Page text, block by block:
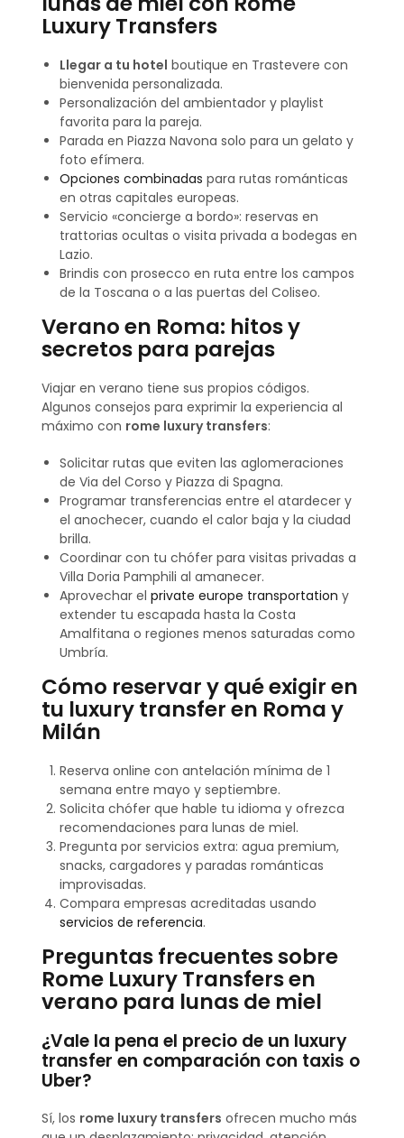
Luxury Transfers
Llegar a tu hotel boutique en Trastevere con
bienvenida personalizada.
Personalización del ambientador y playlist
favorita para la pareja.
Parada en Piazza Navona solo para un gelato y
foto efímera.
Opciones combinadas para rutas románticas
en otras capitales europeas.
Servicio «concierge a bordo»: reservas en
trattorias ocultas o visita privada a bodegas en
Lazio.
Brindis con prosecco en ruta entre los campos
de la Toscana o a las puertas del Coliseo.
Verano en Roma: hitos y
secretos para parejas
Viajar en verano tiene sus propios códigos.
Algunos consejos para exprimir la experiencia al
máximo con rome luxury transfers:
Solicitar rutas que eviten las aglomeraciones
de Via del Corso y Piazza di Spagna.
Programar transferencias entre el atardecer y
el anochecer, cuando el calor baja y la ciudad
brilla.
Coordinar con tu chófer para visitas privadas a
Villa Doria Pamphili al amanecer.
Aprovechar elprivate europe transportation y
extender tu escapada hasta la Costa
Amalfitana o regiones menos saturadas como
Umbría.
Cómo reservar y qué exigir en
tu luxury transfer en Roma y
Milán
Reserva online con antelación mínima de 1
semana entre mayo y septiembre.
Solicita chófer que hable tu idioma y ofrezca
recomendaciones para lunas de miel.
Pregunta por servicios extra: agua premium,
snacks, cargadores y paradas románticas
improvisadas.
Compara empresas acreditadas usando
servicios de referencia.
Preguntas frecuentes sobre
Rome Luxury Transfers en
verano para lunas de miel
¿Vale la pena el precio de un luxury
transfer en comparación con taxis o
Uber?
Sí, los rome luxury transfers ofrecen mucho más